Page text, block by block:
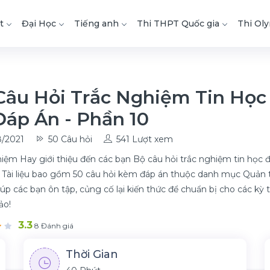
Đại Học Tiếng anh Thi THPT Quốc gia Thi
Hỏi Trắc Nghiệm Tin
Án - Phần 10
50 Câu hỏi
541 Lượt xem
Hay giới thiệu đến các bạn Bộ câu hỏi trắc nghiệm tin học
Tài liệu bao gồm 50 câu hỏi kèm đáp án thuộc danh mục Quản
các bạn ôn tập, củng cố lại kiến thức để chuẩn bị cho các kỳ
3.3 8 Đánh giá
Thời Gian